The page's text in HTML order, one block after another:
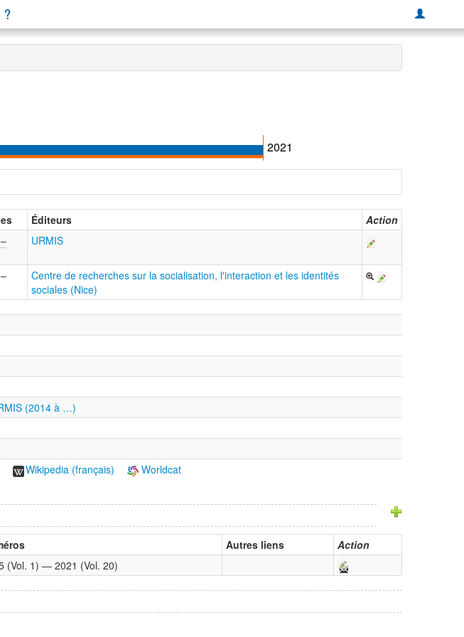
?
2021
Éditeurs
Action
URMIS
Centre de recherches sur la socialisation, l'interaction et les identités
sociales (Nice)
(2014 à …)
Wikipedia (français) Worldcat
Autres liens
Action
(Vol. 1) — 2021 (Vol. 20)